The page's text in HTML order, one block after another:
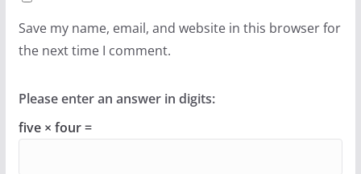
Save my name, email, and website in this browser for
the next time I comment.
Please enter an answer in digits:
five × four =